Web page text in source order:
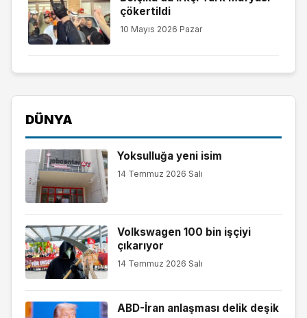
çökertildi
10 Mayıs 2026 Pazar
DÜNYA
Yoksulluğa yeni isim
14 Temmuz 2026 Salı
Volkswagen 100 bin işçiyi
çıkarıyor
14 Temmuz 2026 Salı
ABD-İran anlaşması delik deşik